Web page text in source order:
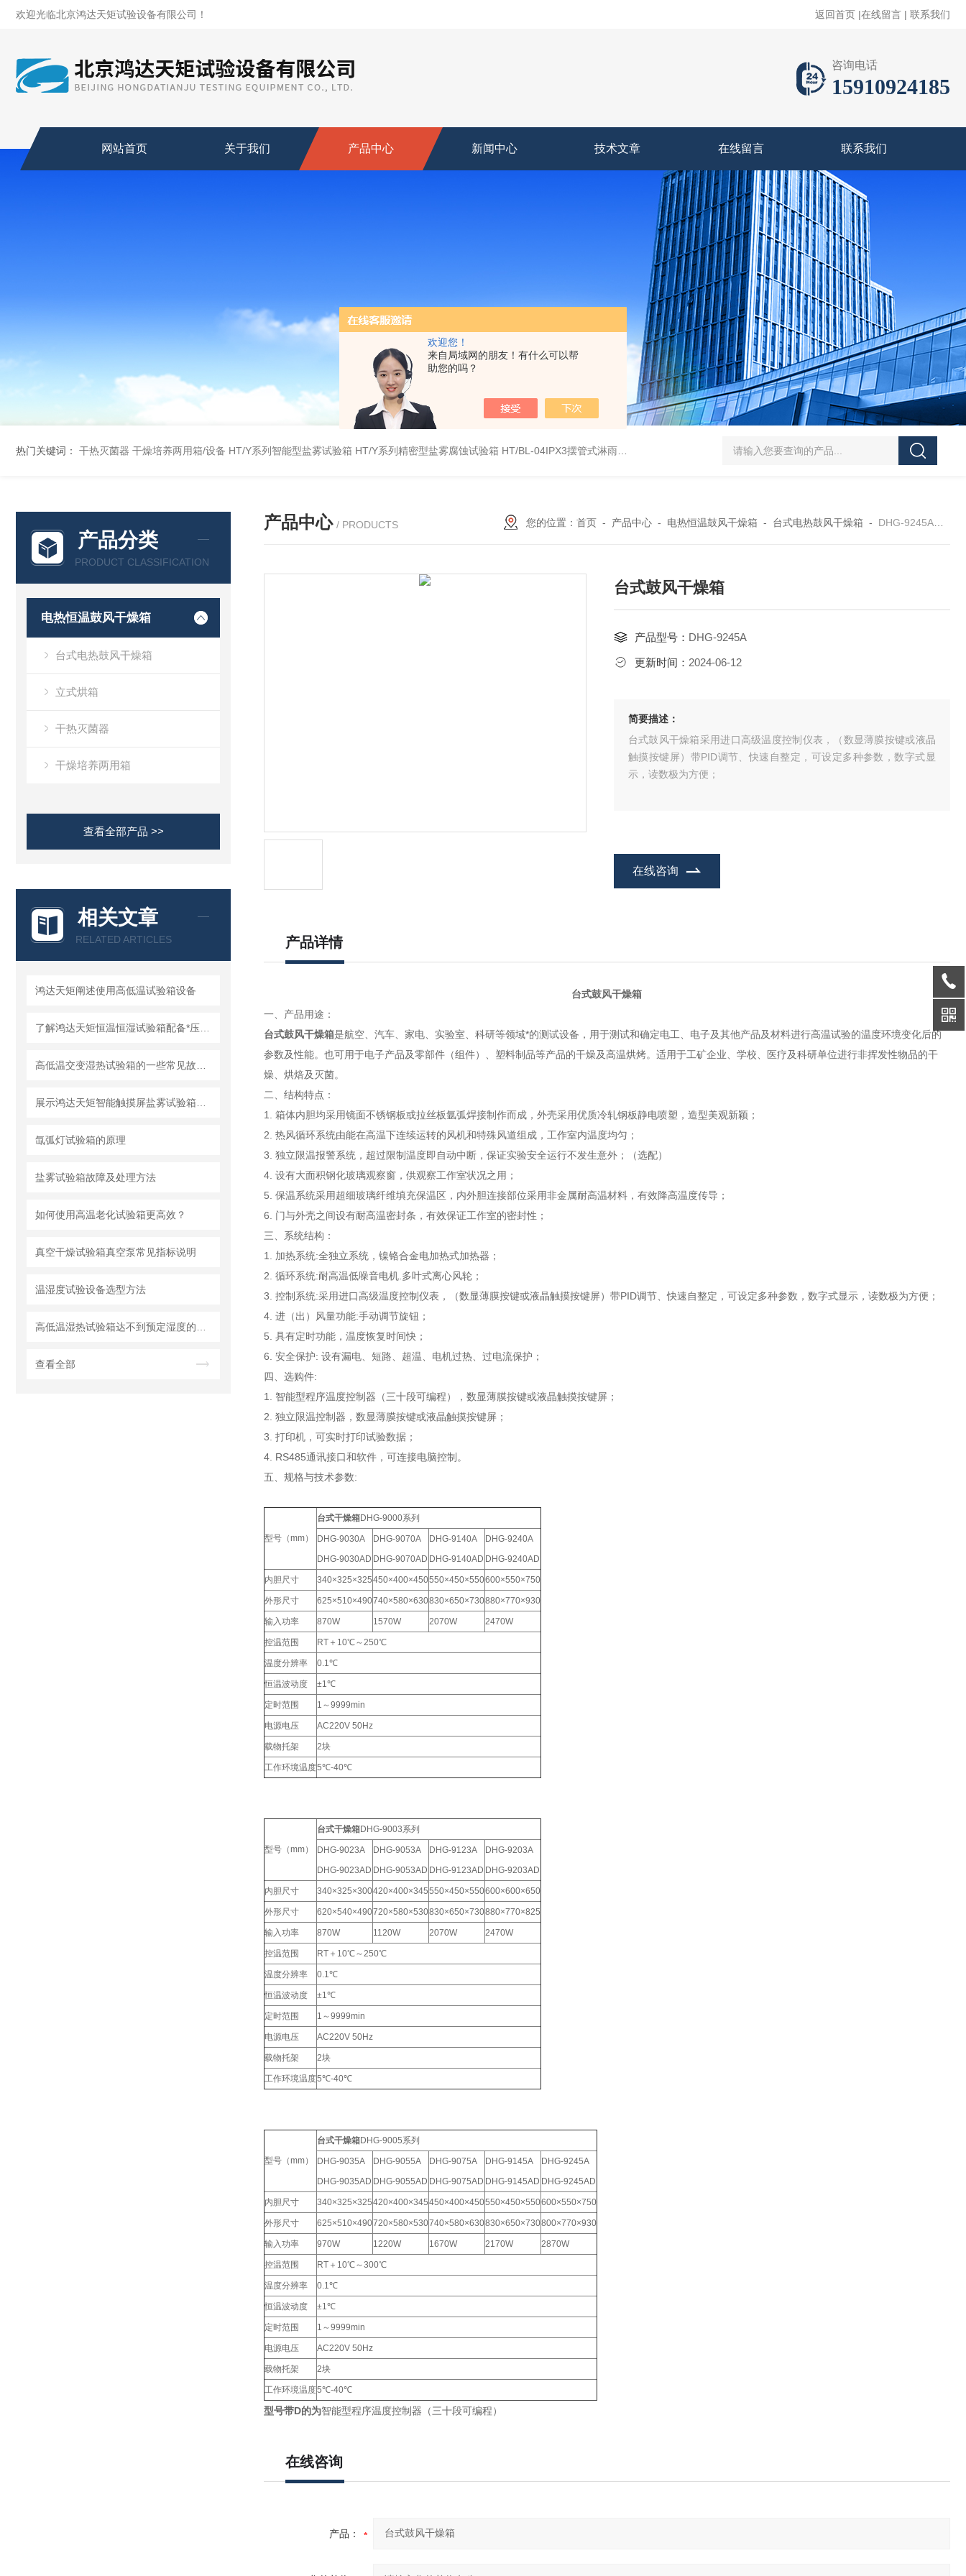
欢迎您！
来自局域网的朋友！有什么可以帮
助您的吗？
欢迎光临北京鸿达天矩试验设备有限公司！ 返回首页 |在线留言 | 联系我们
咨询电话
15910924185
网站首页 关于我们 产品中心 新闻中心 技术文章 在线留言 联系我们
热门关键词： 干热灭菌器 干燥培养两用箱/设备 HT/Y系列智能型盐雾试验箱 HT/Y系列精密型盐雾腐蚀试验箱 HT/BL-04IPX3摆管式淋雨试验机 HT/SC-800砂尘试验机厂家 HT/GDSJ-80天津小型高低温交变湿热试验
产品分类
PRODUCT CLASSIFICATION
电热恒温鼓风干燥箱
台式电热鼓风干燥箱
立式烘箱
干热灭菌器
干燥培养两用箱
查看全部产品 >>
相关文章
RELATED ARTICLES
鸿达天矩阐述使用高低温试验箱设备
氙弧灯试验箱的原理
盐雾试验箱故障及处理方法
如何使用高温老化试验箱更高效？
真空干燥试验箱真空泵常见指标说明
温湿度试验设备选型方法
查看全部
产品中心 / PRODUCTS 您的位置： 首页- 产品中心- 电热恒温鼓风干燥箱 - 台式电热鼓风干燥箱 - DHG-9245A台式鼓风干燥箱
台式鼓风干燥箱
产品型号： DHG-9245A
更新时间： 2024-06-12
简要描述：
台式鼓风干燥箱采用进口高级温度控制仪表，（数显薄膜按键或液晶
触摸按键屏）带PID调节、快速自整定，可设定多种参数，数字式显
示，读数极为方便；
在线咨询
产品详情
台式鼓风干燥箱
一、产品用途：
台式鼓风干燥箱是航空、汽车、家电、实验室、科研等领域*的测试设备，用于测试和确定电工、电子及其他产品及材料进行高温试验的温度环境变化后的
参数及性能。也可用于电子产品及零部件（组件）、塑料制品等产品的干燥及高温烘烤。适用于工矿企业、学校、医疗及科研单位进行非挥发性物品的干
燥、烘焙及灭菌。
二、结构特点：
1. 箱体内胆均采用镜面不锈钢板或拉丝板氩弧焊接制作而成，外壳采用优质冷轧钢板静电喷塑，造型美观新颖；
2. 热风循环系统由能在高温下连续运转的风机和特殊风道组成，工作室内温度均匀；
3. 独立限温报警系统，超过限制温度即自动中断，保证实验安全运行不发生意外；（选配）
4. 设有大面积钢化玻璃观察窗，供观察工作室状况之用；
5. 保温系统采用超细玻璃纤维填充保温区，内外胆连接部位采用非金属耐高温材料，有效降高温度传导；
6. 门与外壳之间设有耐高温密封条，有效保证工作室的密封性；
三、系统结构：
1. 加热系统:全独立系统，镍铬合金电加热式加热器；
2. 循环系统:耐高温低噪音电机.多叶式离心风轮；
3. 控制系统:采用进口高级温度控制仪表，（数显薄膜按键或液晶触摸按键屏）带PID调节、快速自整定，可设定多种参数，数字式显示，读数极为方便；
4. 进（出）风量功能:手动调节旋钮；
5. 具有定时功能，温度恢复时间快；
6. 安全保护: 设有漏电、短路、超温、电机过热、过电流保护；
四、选购件:
1. 智能型程序温度控制器（三十段可编程），数显薄膜按键或液晶触摸按键屏；
2. 独立限温控制器，数显薄膜按键或液晶触摸按键屏；
3. 打印机，可实时打印试验数据；
4. RS485通讯接口和软件，可连接电脑控制。
五、规格与技术参数:
型号（mm）
台式干燥箱DHG-9000系列
DHG-9030A
DHG-9030AD
DHG-9070A
DHG-9070AD
DHG-9140A
DHG-9140AD
DHG-9240A
DHG-9240AD
内胆尺寸 340×325×325450×400×450550×450×550600×550×750
外形尺寸 625×510×490740×580×630830×650×730880×770×930
输入功率 870W 1570W 2070W 2470W
控温范围 RT＋10℃～250℃
温度分辨率 0.1℃
恒温波动度 ±1℃
定时范围 1～9999min
电源电压 AC220V 50Hz
载物托架 2块
工作环境温度5℃-40℃
型号（mm）
台式干燥箱DHG-9003系列
DHG-9023A
DHG-9023AD
DHG-9053A
DHG-9053AD
DHG-9123A
DHG-9123AD
DHG-9203A
DHG-9203AD
内胆尺寸 340×325×300420×400×345550×450×550600×600×650
外形尺寸 620×540×490720×580×530830×650×730880×770×825
输入功率 870W 1120W 2070W 2470W
控温范围 RT＋10℃～250℃
温度分辨率 0.1℃
恒温波动度 ±1℃
定时范围 1～9999min
电源电压 AC220V 50Hz
载物托架 2块
工作环境温度5℃-40℃
型号（mm）
台式干燥箱DHG-9005系列
DHG-9035A
DHG-9035AD
DHG-9055A
DHG-9055AD
DHG-9075A
DHG-9075AD
DHG-9145A
DHG-9145AD
DHG-9245A
DHG-9245AD
内胆尺寸 340×325×325420×400×345450×400×450550×450×550600×550×750
外形尺寸 625×510×490720×580×530740×580×630830×650×730800×770×930
输入功率 970W 1220W 1670W 2170W 2870W
控温范围 RT＋10℃～300℃
温度分辨率 0.1℃
恒温波动度 ±1℃
定时范围 1～9999min
电源电压 AC220V 50Hz
载物托架 2块
工作环境温度5℃-40℃
型号带D的为智能型程序温度控制器（三十段可编程）
在线咨询
产品：